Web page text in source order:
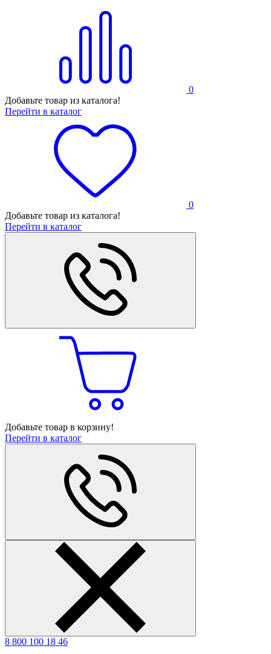
0
Добавьте товар из каталога!
Перейти в каталог
0
Добавьте товар из каталога!
Перейти в каталог
Добавьте товар в корзину!
Перейти в каталог
8 800 100 18 46